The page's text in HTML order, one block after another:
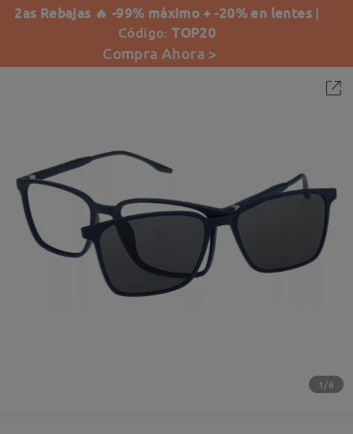
2as Rebajas 🔥 -99% máximo + -20% en lentes |
Código:TOP20
Compra Ahora >
1/6